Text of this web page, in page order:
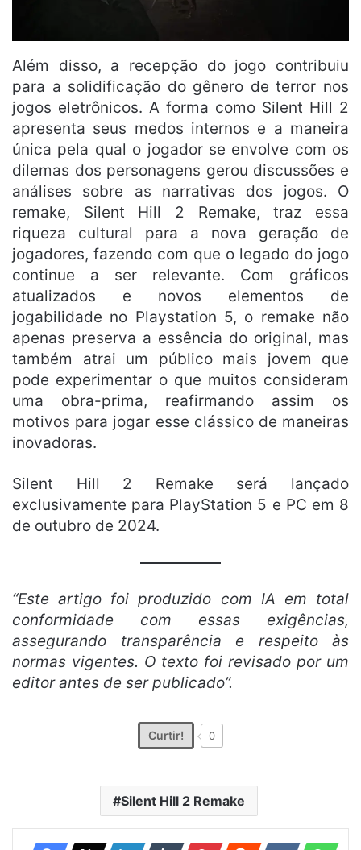
Além disso, a recepção do jogo contribuiu
para a solidificação do gênero de terror nos
jogos eletrônicos. A forma como Silent Hill 2
apresenta seus medos internos e a maneira
única pela qual o jogador se envolve com os
dilemas dos personagens gerou discussões e
análises sobre as narrativas dos jogos. O
remake, Silent Hill 2 Remake, traz essa
riqueza cultural para a nova geração de
jogadores, fazendo com que o legado do jogo
continue a ser relevante. Com gráficos
atualizados e novos elementos de
jogabilidade no Playstation 5, o remake não
apenas preserva a essência do original, mas
também atrai um público mais jovem que
pode experimentar o que muitos consideram
uma obra-prima, reafirmando assim os
motivos para jogar esse clássico de maneiras
inovadoras.
Silent Hill 2 Remake será lançado
exclusivamente para PlayStation 5 e PC em 8
de outubro de 2024.
“Este artigo foi produzido com IA em total
conformidade com essas exigências,
assegurando transparência e respeito às
normas vigentes. O texto foi revisado por um
editor antes de ser publicado”.
Curtir! 0
Silent Hill 2 Remake